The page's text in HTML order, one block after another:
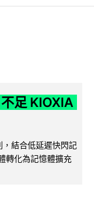
足 KIOXIA
結合低延遲快閃記
轉化為記憶體擴充